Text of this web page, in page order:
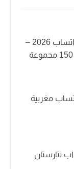
روابط مجموعة واتساب 2026 –
انضم إلى أكثر من 150 مجموعة
مغربية
تتارستان